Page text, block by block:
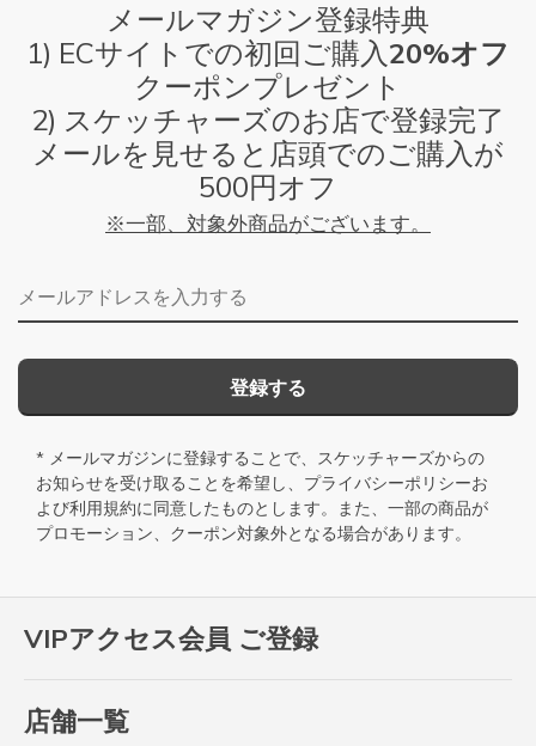
VIPアクセス会員 ご登録
店舗一覧
メールマガジン登録特典
1) ECサイトでの初回ご購入20%オフ
クーポンプレゼント
2) スケッチャーズのお店で登録完了
メールを見せると店頭でのご購入が
500円オフ
※一部、対象外商品がございます。
メールアドレス
登録する
* メールマガジンに登録することで、スケッチャーズからの
お知らせを受け取ることを希望し、 プライバシーポリシーお
よび利用規約に同意したものとします。また、一部の商品が
プロモーション、クーポン対象外となる場合があります。